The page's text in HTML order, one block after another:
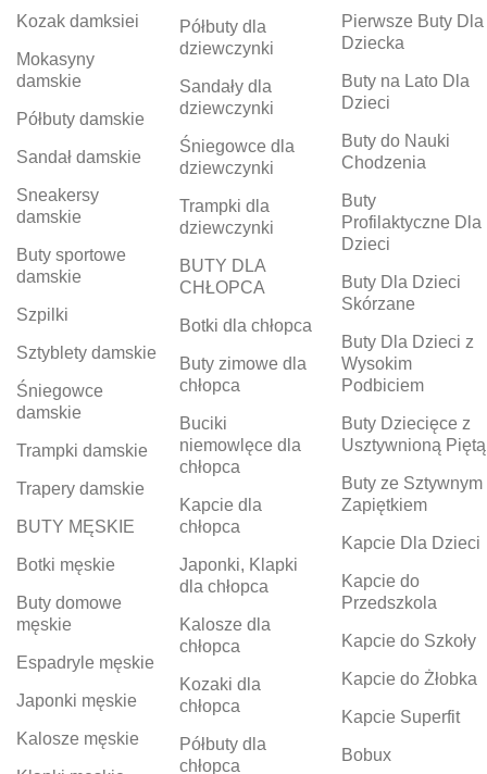
Kozak damksiei
Mokasyny
damskie
Półbuty damskie
Sandał damskie
Sneakersy
damskie
Buty sportowe
damskie
Szpilki
Sztyblety damskie
Śniegowce
damskie
Trampki damskie
Trapery damskie
BUTY MĘSKIE
Botki męskie
Buty domowe
męskie
Espadryle męskie
Japonki męskie
Kalosze męskie
Półbuty dla
dziewczynki
Sandały dla
dziewczynki
Śniegowce dla
dziewczynki
Trampki dla
dziewczynki
BUTY DLA
CHŁOPCA
Botki dla chłopca
Buty zimowe dla
chłopca
Buciki
niemowlęce dla
chłopca
Kapcie dla
chłopca
Japonki, Klapki
dla chłopca
Kalosze dla
chłopca
Kozaki dla
chłopca
Półbuty dla
chłopca
Pierwsze Buty Dla
Dziecka
Buty na Lato Dla
Dzieci
Buty do Nauki
Chodzenia
Buty
Profilaktyczne Dla
Dzieci
Buty Dla Dzieci
Skórzane
Buty Dla Dzieci z
Wysokim
Podbiciem
Buty Dziecięce z
Usztywnioną Piętą
Buty ze Sztywnym
Zapiętkiem
Kapcie Dla Dzieci
Kapcie do
Przedszkola
Kapcie do Szkoły
Kapcie do Żłobka
Kapcie Superfit
Bobux